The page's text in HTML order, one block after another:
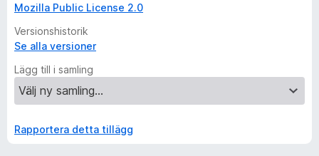
Mozilla Public License 2.0
Versionshistorik
Se alla versioner
Lägg till i samling
Rapportera detta tillägg